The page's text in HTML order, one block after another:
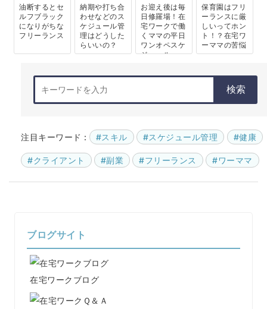
油断するとセ
ルフブラック
になりがちな
フリーランス
納期や打ち合
わせなどのス
ケジュール管
理はどうした
らいいの？
お迎え後は毎
日修羅場！在
宅ワークで働
くママの平日
ワンオペスケ
ジュール
保育園はフリ
ーランスに厳
しいってホン
ト！？在宅ワ
ーママの苦悩
検索
注目キーワード : #スキル #スケジュール管理 #健康
#クライアント #副業 #フリーランス #ワーママ
ブログサイト
在宅ワークブログ